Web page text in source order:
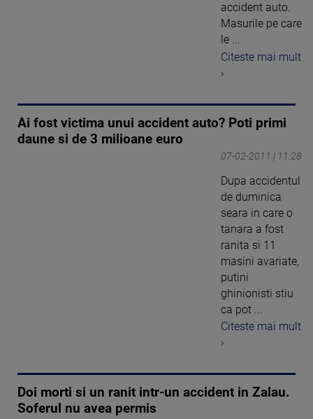
accident auto.
Masurile pe care
le ...
Citeste mai mult
›
Ai fost victima unui accident auto? Poti primi
daune si de 3 milioane euro
07-02-2011 | 11:28
Dupa accidentul
de duminica
seara in care o
tanara a fost
ranita si 11
masini avariate,
putini
ghinionisti stiu
ca pot ...
Citeste mai mult
›
Doi morti si un ranit intr-un accident in Zalau.
Soferul nu avea permis